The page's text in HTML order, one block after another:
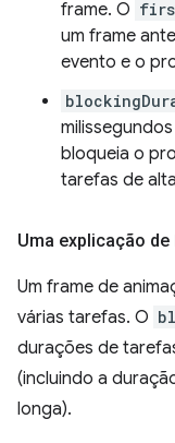
frame. O
um frame
evento e o
bloqueia o
tarefas de
Uma explicação de
Um frame de
várias tarefas. O
durações de
(incluindo a
longa).